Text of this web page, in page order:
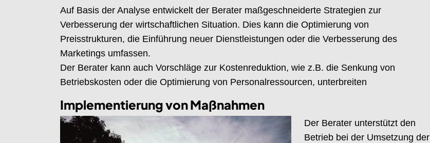
Auf Basis der Analyse entwickelt der Berater maßgeschneiderte Strategien zur
Verbesserung der wirtschaftlichen Situation. Dies kann die Optimierung von
Preisstrukturen, die Einführung neuer Dienstleistungen oder die Verbesserung des
Marketings umfassen.
Der Berater kann auch Vorschläge zur Kostenreduktion, wie z.B. die Senkung von
Betriebskosten oder die Optimierung von Personalressourcen, unterbreiten
Implementierung von Maßnahmen
Der Berater unterstützt den
Betrieb bei der Umsetzung der